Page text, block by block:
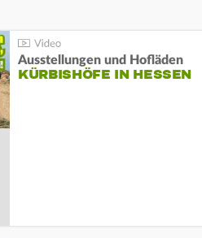
Ausstellungen und Hofläden
KÜRBISHÖFE IN HESSEN